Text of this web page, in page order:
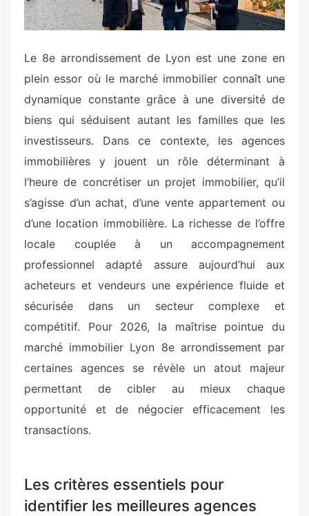
Le 8e arrondissement de Lyon est une zone en
plein essor où le marché immobilier connaît une
dynamique constante grâce à une diversité de
biens qui séduisent autant les familles que les
investisseurs. Dans ce contexte, les agences
immobilières y jouent un rôle déterminant à
l’heure de concrétiser un projet immobilier, qu’il
s’agisse d’un achat, d’une vente appartement ou
d’une location immobilière. La richesse de l’offre
locale couplée à un accompagnement
professionnel adapté assure aujourd’hui aux
acheteurs et vendeurs une expérience fluide et
sécurisée dans un secteur complexe et
compétitif. Pour 2026, la maîtrise pointue du
marché immobilier Lyon 8e arrondissement par
certaines agences se révèle un atout majeur
permettant de cibler au mieux chaque
opportunité et de négocier efficacement les
transactions.
Les critères essentiels pour
identifier les meilleures agences